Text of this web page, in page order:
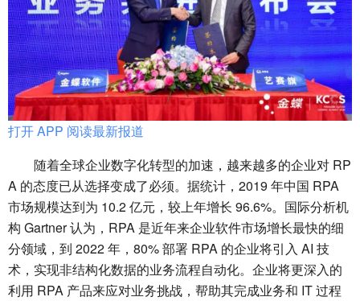
打开 APP 阅读最新报道
随着全球企业数字化转型的加速，越来越多的企业对 RP
A 的态度已从选择变成了必须。据统计，2019 年中国 RPA
市场规模达到为 10.2 亿元，较上年增长 96.6%。国际分析机
构 Gartner 认为，RPA 是近年来企业软件市场增长最快的细
分领域，到 2022 年，80% 部署 RPA 的企业将引入 AI 技
术，实现非结构化数据的业务流程自动化。企业将更深入的
利用 RPA 产品来应对业务挑战，帮助其完成业务和 IT 过程